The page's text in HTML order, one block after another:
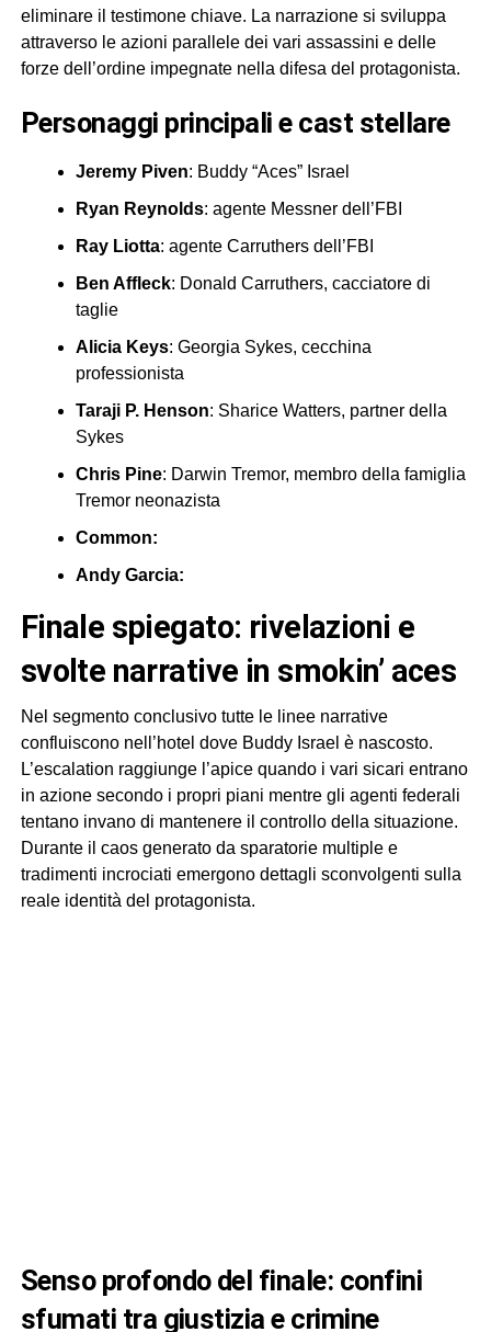
eliminare il testimone chiave. La narrazione si sviluppa
attraverso le azioni parallele dei vari assassini e delle
forze dell’ordine impegnate nella difesa del protagonista.
personaggi principali e cast stellare
Jeremy Piven: Buddy “Aces” Israel
Ryan Reynolds: agente Messner dell’FBI
Ray Liotta: agente Carruthers dell’FBI
Ben Affleck: Donald Carruthers, cacciatore di
taglie
Alicia Keys: Georgia Sykes, cecchina
professionista
Taraji P. Henson: Sharice Watters, partner della
Sykes
Chris Pine: Darwin Tremor, membro della famiglia
Tremor neonazista
Common:
Andy Garcia:
finale spiegato: rivelazioni e
svolte narrative in smokin’ aces
Nel segmento conclusivo tutte le linee narrative
confluiscono nell’hotel dove Buddy Israel è nascosto.
L’escalation raggiunge l’apice quando i vari sicari entrano
in azione secondo i propri piani mentre gli agenti federali
tentano invano di mantenere il controllo della situazione.
Durante il caos generato da sparatorie multiple e
tradimenti incrociati emergono dettagli sconvolgenti sulla
reale identità del protagonista.
senso profondo del finale: confini
sfumati tra giustizia e crimine